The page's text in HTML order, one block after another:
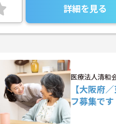
詳細を見る
医療法人清
【大阪府
フ募集です